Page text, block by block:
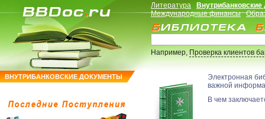
ВНУТРИБАНКОВСКИЕ ДОКУМЕНТЫ
Литература
Международные финансы
Например,Проверка клиентов
Электронная
важной
В чем